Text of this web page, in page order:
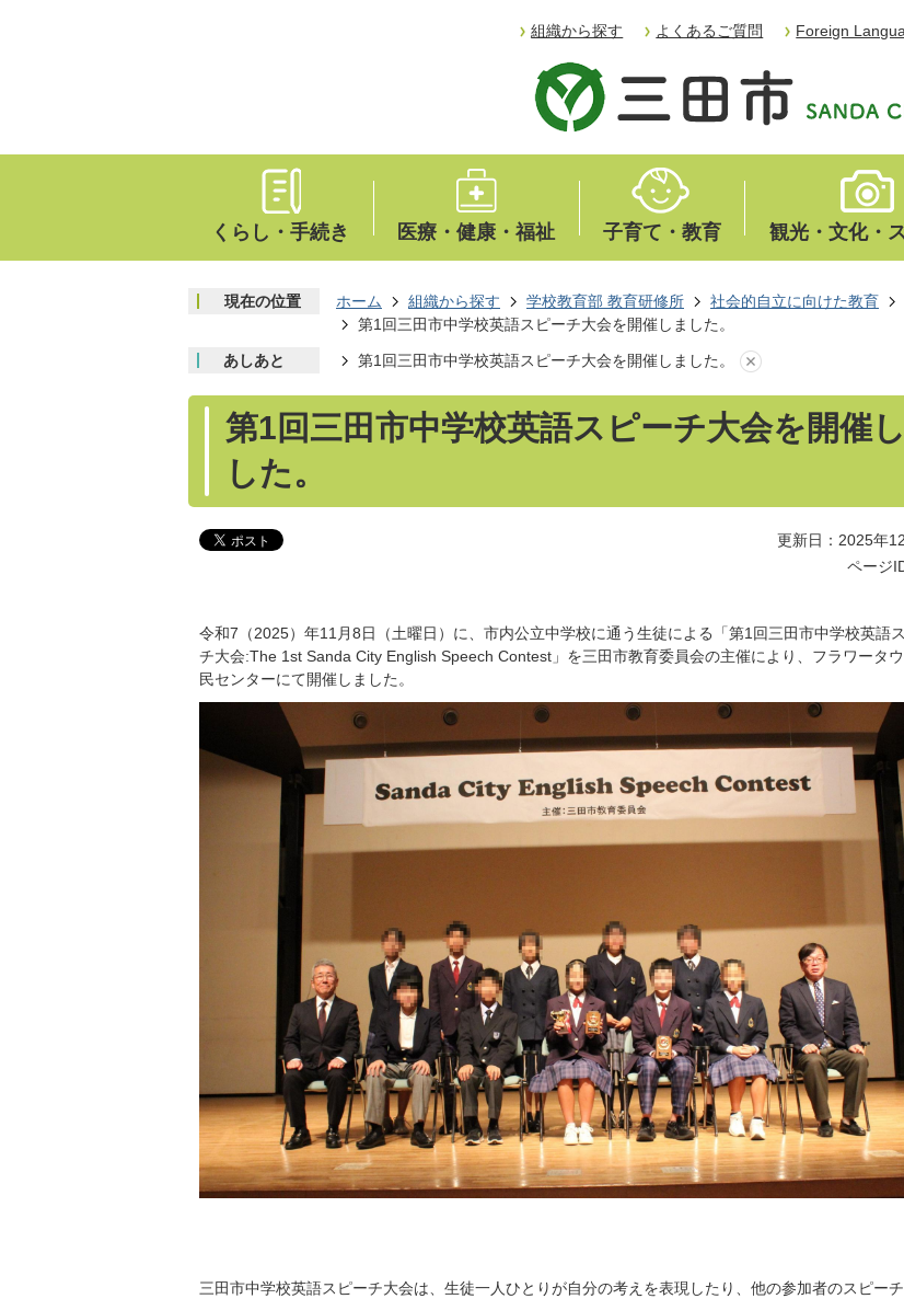
組織から探す よくあるご質問 Foreign
くらし・手続き 医療・健康・福祉 子育て・教育 観光・文化・
現在の位置 ホーム 組織から探す 学校教育部 教育研修所 社会的自立に向けた教育
第1回三田市中学校英語スピーチ大会を開催しました。
あしあと 第1回三田市中学校英語スピーチ大会を開催しました。
第1回三田市中学校英語スピーチ大会を開催
した。
更新日：2025年
ページ
令和7（2025）年11月8日（土曜日）に、市内公立中学校に通う生徒による「第1回三田市中学校英語
チ大会:The 1st Sanda City English Speech Contest 」を三田市教育委員会の主催により、フラワータ
民センターにて開催しました。
三田市中学校英語スピーチ大会は、生徒一人ひとりが自分の考えを表現したり、他の参加者のスピー